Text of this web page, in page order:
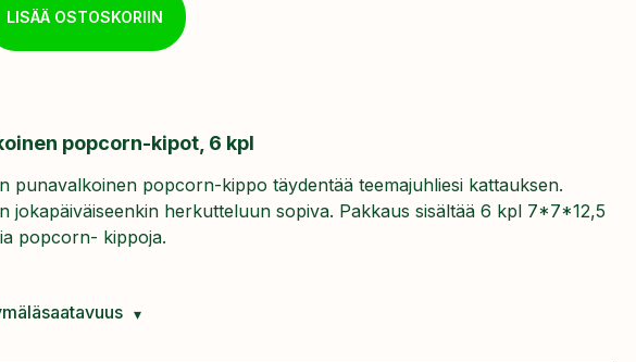
LISÄÄ OSTOSKORIIN
popcorn-kipot, 6 kpl
punavalkoinen popcorn-kippo täydentää teemajuhliesi kattauksen.
jokapäiväiseenkin herkutteluun sopiva. Pakkaus sisältää 6 kpl 7*7*12,5
popcorn- kippoja.